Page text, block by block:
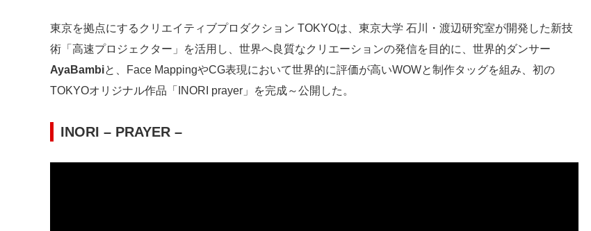
東京を拠点にするクリエイティブプロダクション TOKYOは、東京大学 石川・渡辺研究室が開発した新技
術「高速プロジェクター」を活用し、世界へ良質なクリエーションの発信を目的に、世界的ダンサー
AyaBambiと、Face MappingやCG表現において世界的に評価が高いWOWと制作タッグを組み、初の
TOKYOオリジナル作品「INORI prayer」を完成～公開した。
INORI – PRAYER –